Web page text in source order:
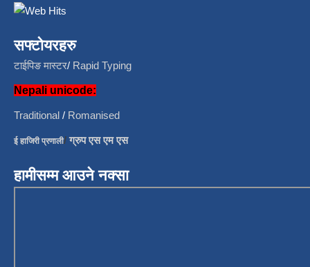
सफ्टोयरहरु
टाईपिङ मास्टर/ Rapid Typing
Nepali unicode:
Traditional / Romanised
ई हाजिरी प्रणाली/ग्रुप एस एम एस
हामीसम्म आउने नक्सा